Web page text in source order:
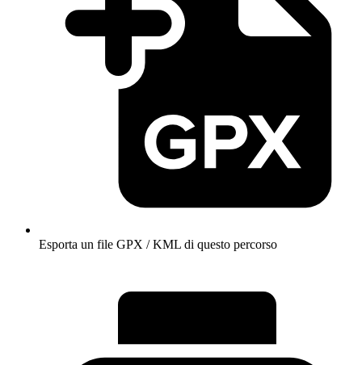
Esporta un file GPX / KML di questo percorso